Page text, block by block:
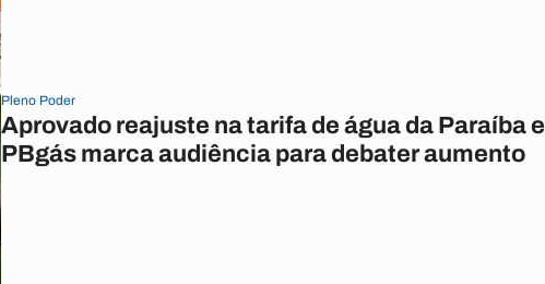
Pleno Poder
Aprovado reajuste na tarifa de água da Paraíba e
PBgás marca audiência para debater aumento